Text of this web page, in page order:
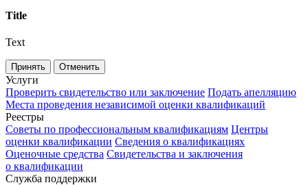
Title
Text
Принять Отменить
Услуги
Проверить свидетельство или заключение Подать апелляцию
Места проведения независимой оценки квалификаций
Реестры
Советы по профессиональным квалификациям Центры
оценки квалификации Сведения о квалификациях
Оценочные средства Свидетельства и заключения
о квалификации
Служба поддержки